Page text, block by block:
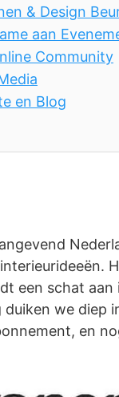
& Design
aan
Community
en Blog
een schat
we diep
en